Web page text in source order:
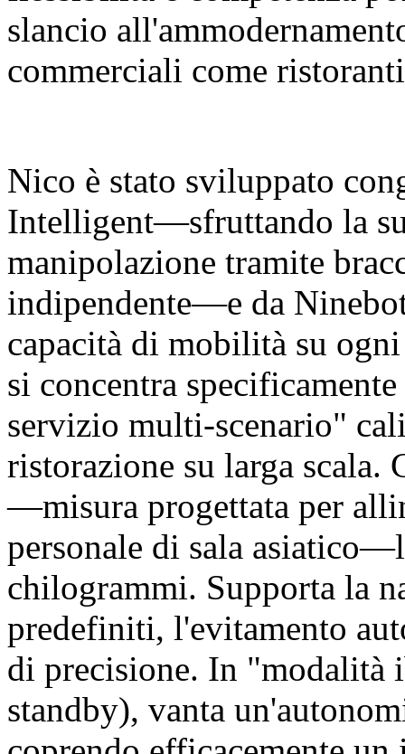
slancio
commerciali come
Nico è stato sviluppato
Intelligent—sfruttando la
manipolazione tramite
indipendente—e da
capacità di mobilità su
si concentra
servizio multi-scenario"
ristorazione su larga scala.
—misura progettata per
personale di sala
chilogrammi. Supporta la
predefiniti, l'evitamento
di precisione. In "modalità
standby), vanta